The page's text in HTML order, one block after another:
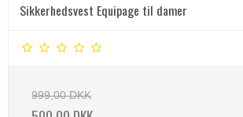
Sikkerhedsvest Equipage til damer
999,00 DKK